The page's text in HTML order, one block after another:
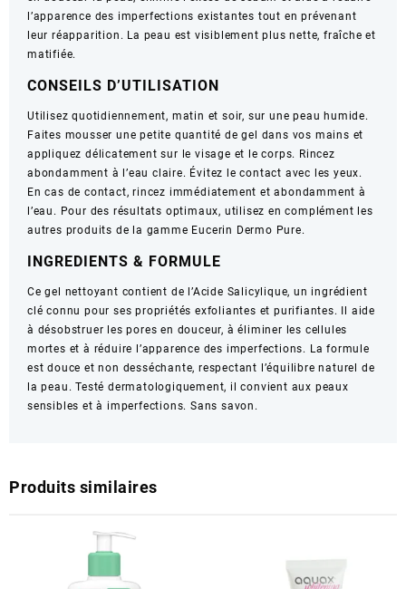
Imperfections,
Anti-
Marques
Anti-
Brillance
l’apparence des imperfections existantes tout en prévenant
leur réapparition. La peau est visiblement plus nette, fraîche et
matifiée.
CONSEILS D’UTILISATION
Utilisez quotidiennement, matin et soir, sur une peau humide.
Faites mousser une petite quantité de gel dans vos mains et
appliquez délicatement sur le visage et le corps. Rincez
abondamment à l’eau claire. Évitez le contact avec les yeux.
En cas de contact, rincez immédiatement et abondamment à
l’eau. Pour des résultats optimaux, utilisez en complément les
autres produits de la gamme Eucerin Dermo Pure.
INGREDIENTS & FORMULE
Ce gel nettoyant contient de l’Acide Salicylique, un ingrédient
clé connu pour ses propriétés exfoliantes et purifiantes. Il aide
à désobstruer les pores en douceur, à éliminer les cellules
mortes et à réduire l’apparence des imperfections. La formule
est douce et non desséchante, respectant l’équilibre naturel de
la peau. Testé dermatologiquement, il convient aux peaux
sensibles et à imperfections. Sans savon.
Produits similaires